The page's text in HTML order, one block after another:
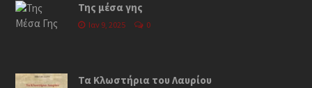
Της μέσα γης
Ιαν 9, 2025 0
Τα Κλωστήρια του Λαυρίου